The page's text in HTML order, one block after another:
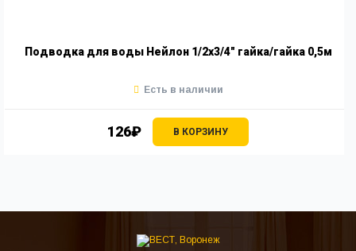
Подводка для воды Нейлон 1/2х3/4" гайка/гайка 0,5м
126₽ В КОРЗИНУ
Есть в наличии